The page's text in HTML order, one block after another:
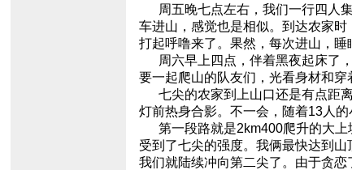
周五晚七点左右，我们一行四人集
车进山，感觉也是相似。到达农家
打起呼噜来了。果然，每次进山，
周六早上四点，伴着黑夜起床了，
要一起爬山的队友们，光看身材和
七尖的农家到上山口还是有点距离
灯前热身合影。不一会，随着13人
第一段路就是2km400爬升的大上
受到了七尖的强度。我俩最快达到
我们就陆续冲向第二尖了。由于贪